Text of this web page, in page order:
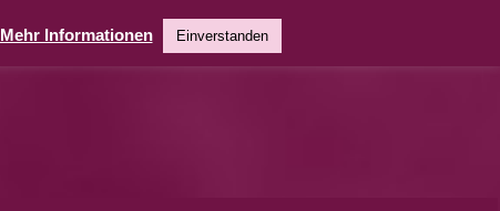
Mehr Informationen Einverstanden